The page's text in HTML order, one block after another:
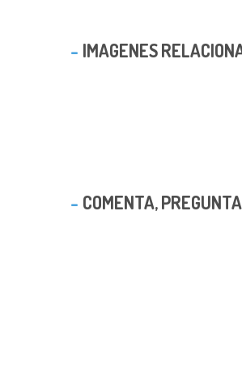
IMAGENES
COMENTA,